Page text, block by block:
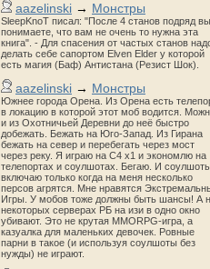
aazelinski → Монстры
SleepKnoT писал: "После 4 станов подряд вы
понимаете, что вам не очень то нужна эта
книга". - Для спасения от частых станов
делать себе сапортом Elven Elder у которой
есть магия (Баф) Антистана (Резист Шок).
aazelinski → Монстры
Южнее города Орена. Из Орена есть
в локацию в которой этот моб водится.
и из Охотничьей Деревни до неё быстро
добежать. Бежать на Юго-Запад. Из Гирана
бежать на север и перебегать через мост
через реку. Я играю на С4 х1 и экономлю на
телепортах и соулшотах. Бегаю. И
включаю только когда на меня несколько
персов агрятся. Мне нравятся
Игры. У мобов тоже должны быть шансы! А
некоторых серверах РБ на изи в одно окно
убивают. Это не крутая MMORPG-игра, а
казуалка для маленьких девочек. Ровные
парни в такое (и используя соулшоты без
нужды) не играют.